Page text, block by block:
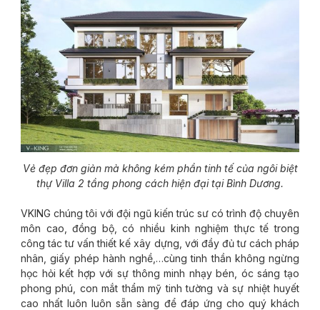
Vẻ đẹp đơn giản mà không kém phần tinh tế của ngôi biệt
thự Villa 2 tầng phong cách hiện đại tại Bình Dương.
VKING chúng tôi với đội ngũ kiến trúc sư có trình độ chuyên
môn cao, đồng bộ, có nhiều kinh nghiệm thực tế trong
công tác tư vấn thiết kế xây dựng, với đầy đủ tư cách pháp
nhân, giấy phép hành nghề,…cùng tinh thần không ngừng
học hỏi kết hợp với sự thông minh nhạy bén, óc sáng tạo
phong phú, con mắt thẩm mỹ tinh tường và sự nhiệt huyết
cao nhất luôn luôn sẵn sàng để đáp ứng cho quý khách